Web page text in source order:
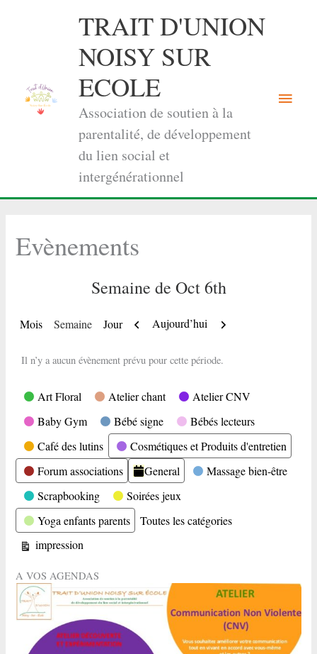
TRAIT D'UNION
NOISY SUR
ECOLE
Association de soutien à la
parentalité, de développement
du lien social et
intergénérationnel
Menu
Evènements
Semaine de Oct 6th
Mois Semaine Jour Précédent
Aujourd’hui Suivant
Il n’y a aucun évènement prévu pour cette période.
Catégories
Art Floral Atelier chant
Atelier CNV
Baby Gym
Bébé signe
Bébés lecteurs
Café des lutins
Cosmétiques et Produits d'entretien
Forum associations
General
Massage bien-être
Scrapbooking
Soirées jeux
Yoga enfants parents
Toutes les catégories
Vue
impression
A VOS AGENDAS